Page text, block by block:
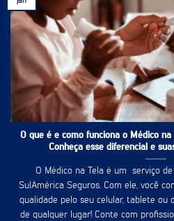
O que é e como funciona o Médico
Conheça esse diferencial e
O Médico na Tela é um serviço
SulAmérica Seguros. Com ele, você
qualidade pelo seu celular, tablete ou
de qualquer lugar! Conte com